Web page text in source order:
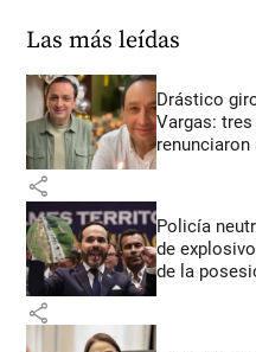
Las más leídas
Drástico
Vargas:
share
Policía
de
de la
share